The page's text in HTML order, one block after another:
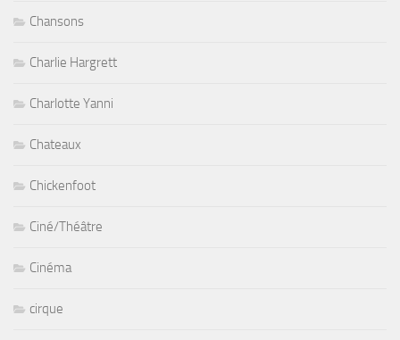
Chansons
Charlie Hargrett
Charlotte Yanni
Chateaux
Chickenfoot
Ciné/Théâtre
Cinéma
cirque